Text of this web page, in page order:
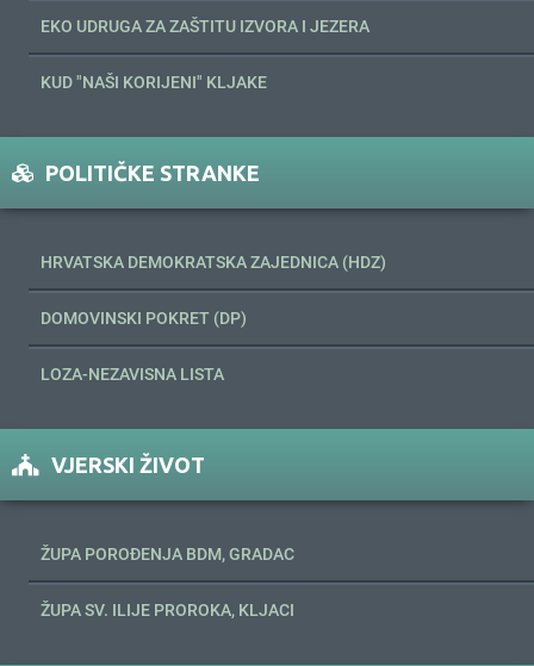
EKO UDRUGA ZA ZAŠTITU IZVORA I JEZERA
KUD "NAŠI KORIJENI" KLJAKE
POLITIČKE STRANKE
HRVATSKA DEMOKRATSKA ZAJEDNICA (HDZ)
DOMOVINSKI POKRET (DP)
LOZA-NEZAVISNA LISTA
VJERSKI ŽIVOT
ŽUPA POROĐENJA BDM, GRADAC
ŽUPA SV. ILIJE PROROKA, KLJACI